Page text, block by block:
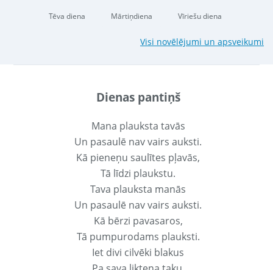
Tēva diena Mārtiņdiena Vīriešu diena
Visi novēlējumi un apsveikumi
Dienas pantiņš
Mana plauksta tavās
Un pasaulē nav vairs auksti.
Kā pieneņu saulītes pļavās,
Tā līdzi plaukstu.
Tava plauksta manās
Un pasaulē nav vairs auksti.
Kā bērzi pavasaros,
Tā pumpurodams plauksti.
Iet divi cilvēki blakus